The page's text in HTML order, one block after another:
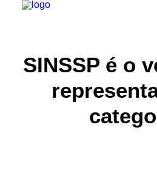
INSTITUCIONAL
SINSSP é o